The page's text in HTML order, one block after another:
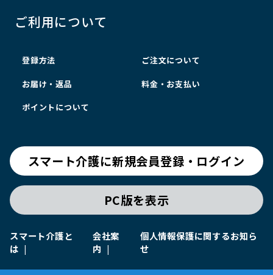
ご利用について
登録方法 ご注文について
お届け・返品 料金・お支払い
ポイントについて
スマート介護に新規会員登録・ログイン
PC版を表示
スマート介護と
は
会社案
内
個人情報保護に関するお知ら
せ